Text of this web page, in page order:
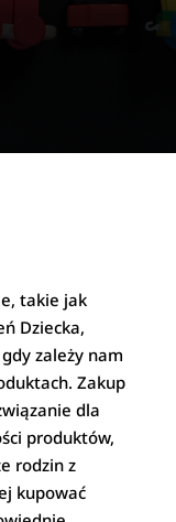
takie jak
Dziecka,
zależy nam
Zakup
dla
produktów,
rodzin z
kupować